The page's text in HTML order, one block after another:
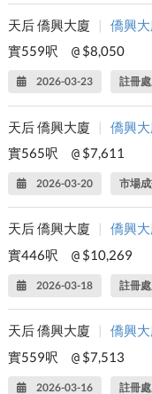
天后 僑興大廈 |
僑興
實559呎
@ $8,050
2026-03-23 註冊
天后 僑興大廈 |
僑興大
實565呎
@ $7,611
2026-03-20 市場
天后 僑興大廈
僑興
實446呎
@ $10,269
2026-03-18 註冊
天后 僑興大廈
僑興
實559呎
@ $7,513
2026-03-16 註冊